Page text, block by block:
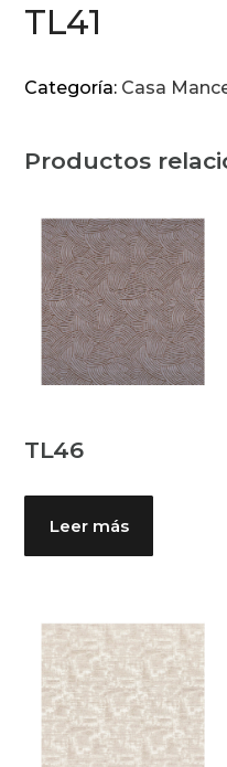
TL41
Categoría: Casa
Productos
TL46
Leer más